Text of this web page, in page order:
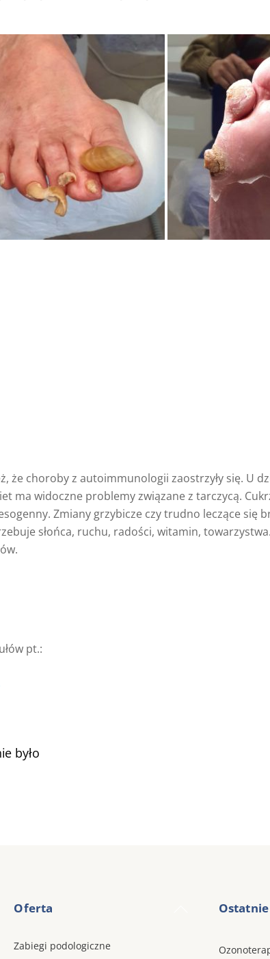
że choroby z autoimmunologii zaostrzyły się. U
ma widoczne problemy związane z tarczycą.
Zmiany grzybicze czy trudno leczące się
słońca, ruchu, radości, witamin,
pt.:
było
Oferta
Zabiegi podologiczne